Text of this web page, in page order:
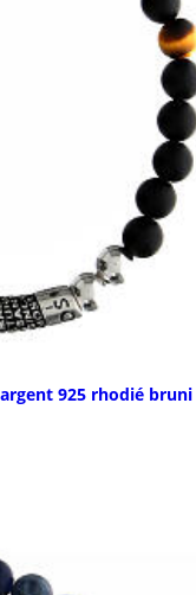
925 rhodié bruni